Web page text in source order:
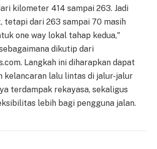
kilometer 414 sampai 263. Jadi
tetapi dari 263 sampai 70 masih
one way lokal tahap kedua,"
dikutip dari
Langkah ini diharapkan dapat
kelancaran lalu lintas di jalur-jalur
terdampak rekayasa, sekaligus
lebih bagi pengguna jalan.